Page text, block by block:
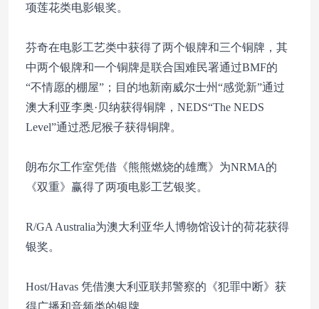
项莲花类电影银奖。
芬奇在电影工艺类中获得了两个银牌和三个铜牌，其
中两个银牌和一个铜牌是联合国难民署通过BMF的
“不情愿的棚屋”；目的地新南威尔士州“感觉新”通过
澳大利亚李奥·贝纳获得铜牌，NEDS“The NEDS
Level”通过悉尼猴子获得铜牌。
朗布尔工作室凭借《熊熊燃烧的雄鹰》为NRMA的
《双重》赢得了两项电影工艺银奖。
R/GA Australia为澳大利亚华人博物馆设计的荷花获得
银奖。
Host/Havas 凭借澳大利亚联邦警察的《犯罪中断》获
得广播和音频类的银牌。